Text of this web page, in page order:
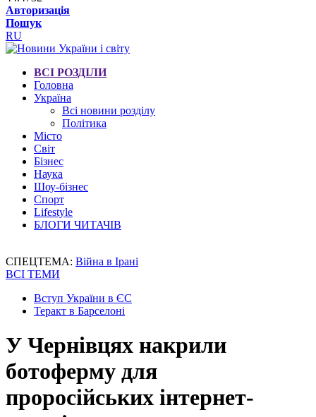
Авторизація
Пошук
RU
ВСІ РОЗДІЛИ
Головна
Україна
Всі новини розділу
Політика
Місто
Світ
Бізнес
Наука
Шоу-бізнес
Спорт
Lifestyle
БЛОГИ ЧИТАЧІВ
СПЕЦТЕМА: Війна в Ірані
ВСІ ТЕМИ
Вступ України в ЄС
Теракт в Барселоні
У Чернівцях накрили
ботоферму для
проросійських інтернет-